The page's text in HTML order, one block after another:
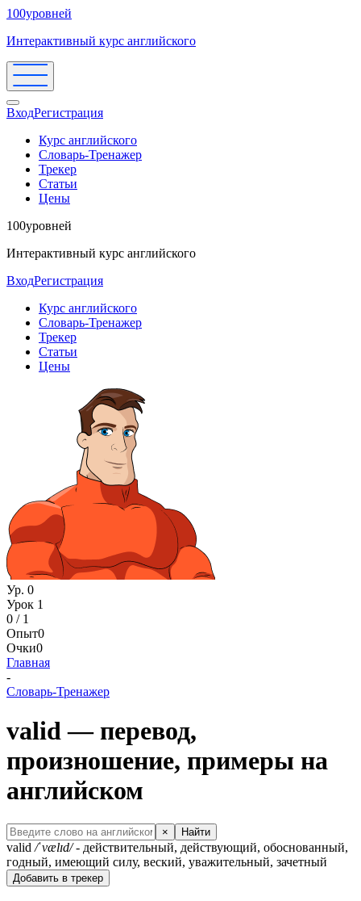
100уровней
Интерактивный курс английского
ВходРегистрация
Курс английского
Словарь-Тренажер
Трекер
Статьи
Цены
100уровней
Интерактивный курс английского
ВходРегистрация
Курс английского
Словарь-Тренажер
Трекер
Статьи
Цены
Ур. 0
Урок 1
0 / 1
Опыт0
Очки0
Главная
-
Словарь-Тренажер
valid — перевод,
произношение, примеры на
английском
× Найти
valid /ˈvælɪd/- действительный, действующий, обоснованный,
годный, имеющий силу, веский, уважительный, зачетный
Добавить в трекер